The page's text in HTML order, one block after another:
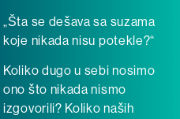
„Šta se dešava sa suzama
koje nikada nisu potekle?“
Koliko dugo u sebi nosimo
ono što nikada nismo
izgovorili? Koliko naših